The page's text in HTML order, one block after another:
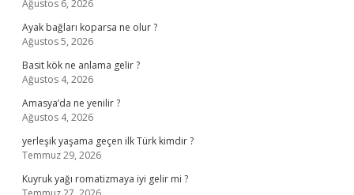
Ağustos 6, 2026
Ayak bağları koparsa ne olur ?
Ağustos 5, 2026
Basit kök ne anlama gelir ?
Ağustos 4, 2026
Amasya’da ne yenilir ?
Ağustos 4, 2026
yerleşik yaşama geçen ilk Türk kimdir ?
Temmuz 29, 2026
Kuyruk yağı romatizmaya iyi gelir mi ?